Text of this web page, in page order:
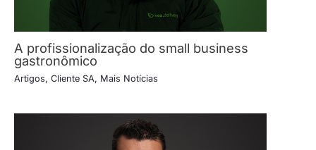
A profissionalização do small business
gastronômico
Artigos, Cliente SA, Mais Notícias